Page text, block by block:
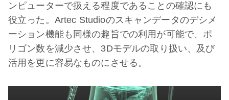
ンピューターで扱える程度であることの確認にも
役立った。Artec Studioのスキャンデータのデシメ
ーション機能も同様の趣旨での利用が可能で、ポ
リゴン数を減少させ、3Dモデルの取り扱い、及び
活用を更に容易なものにさせる。